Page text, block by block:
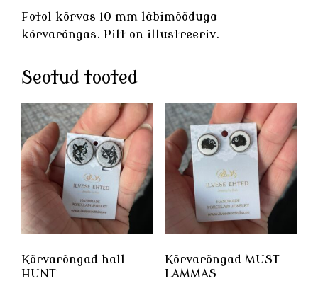
Fotol kõrvas 10 mm läbimõõduga
kõrvarõngas. Pilt on illustreeriv.
Seotud tooted
Kõrvarõngad hall
HUNT
Kõrvarõngad MUST
LAMMAS